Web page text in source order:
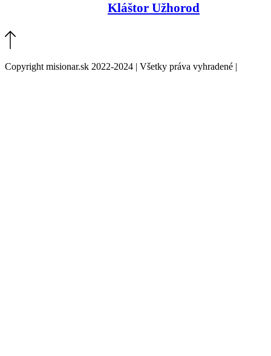
Kláštor Užhorod
Copyright misionar.sk 2022-2024 | Všetky práva vyhradené |